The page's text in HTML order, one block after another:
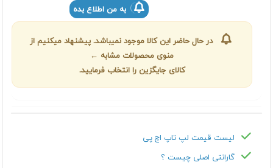
به من اطلاع بده
در حال حاضر این کالا موجود نمیباشد. پیشنهاد میکنیم از
منوی محصولات مشابه ←
کالای جایگزین را انتخاب فرمایید.
لیست قیمت لپ تاپ اچ پی
گارانتی اصلی چیست ؟